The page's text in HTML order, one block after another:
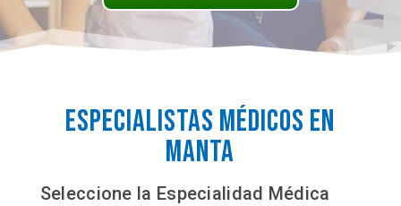
Especialistas Médicos en
Manta
Seleccione la Especialidad Médica